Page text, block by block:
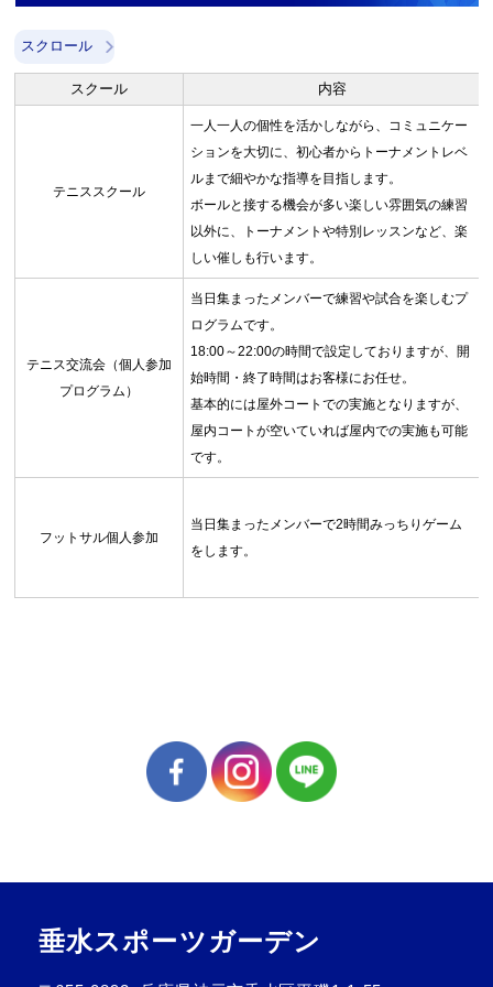
スクロール
スクール 内容
テニススクール
一人一人の個性を活かしながら、コミュニケー
ションを大切に、初心者からトーナメントレベ
ルまで細やかな指導を目指します。
ボールと接する機会が多い楽しい雰囲気の練習
以外に、トーナメントや特別レッスンなど、楽
しい催しも行います。
テニス交流会（個人参加
プログラム）
当日集まったメンバーで練習や試合を楽しむプ
ログラムです。
18:00～22:00の時間で設定しておりますが、開
始時間・終了時間はお客様にお任せ。
基本的には屋外コートでの実施となりますが、
屋内コートが空いていれば屋内での実施も可能
です。
フットサル個人参加
当日集まったメンバーで2時間みっちりゲーム
をします。
垂水スポーツガーデン